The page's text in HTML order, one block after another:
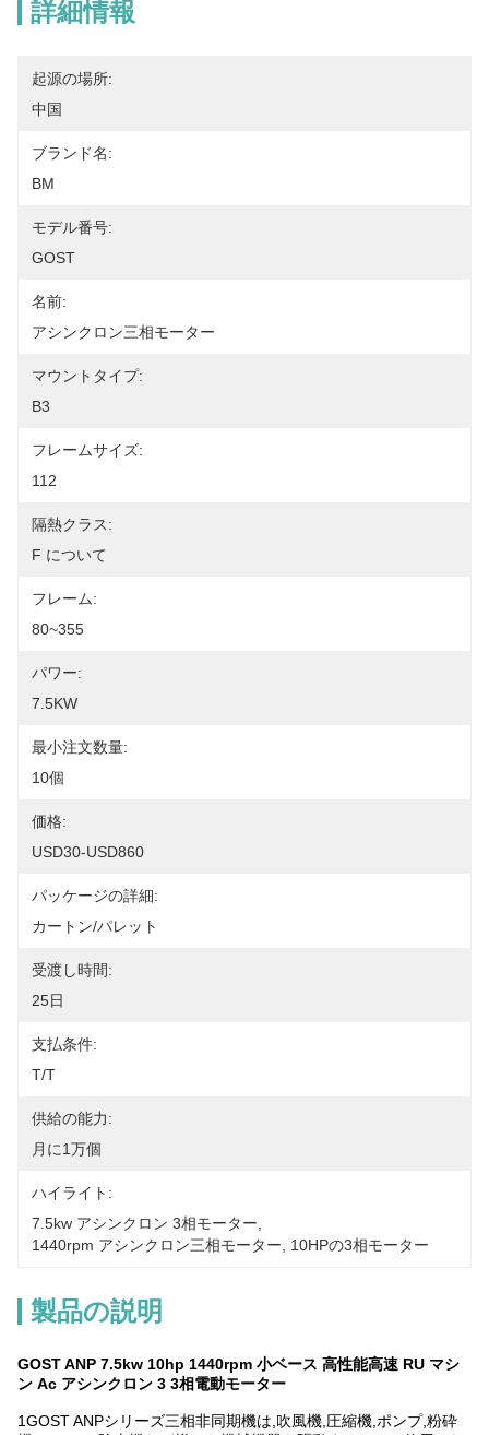
詳細情報
起源の場所:
中国
ブランド名:
BM
モデル番号:
GOST
名前:
アシンクロン三相モーター
マウントタイプ:
B3
フレームサイズ:
112
隔熱クラス:
F について
フレーム:
80~355
パワー:
7.5KW
最小注文数量:
10個
価格:
USD30-USD860
パッケージの詳細:
カートン/パレット
受渡し時間:
25日
支払条件:
T/T
供給の能力:
月に1万個
ハイライト:
7.5kw アシンクロン 3相モーター
1440rpm アシンクロン三相モーター
10HPの3相モーター
製品の説明
GOST ANP 7.5kw 10hp 1440rpm 小ベース 高性能高速 RU マシ
ン Ac アシンクロン 3 3相電動モーター
1GOST ANPシリーズ三相非同期機は,吹風機,圧縮機,ポンプ,粉砕